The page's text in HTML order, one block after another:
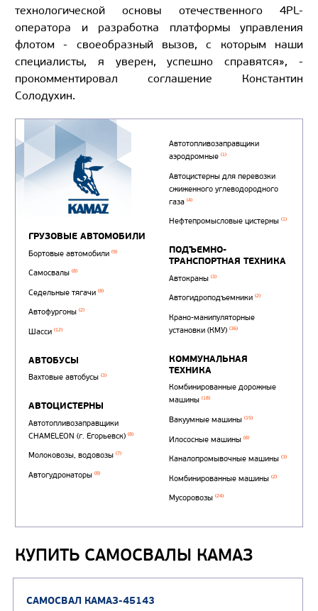
технологической основы отечественного 4PL-
оператора и разработка платформы управления
флотом - своеобразный вызов, с которым наши
специалисты, я уверен, успешно справятся», -
прокомментировал соглашение Константин
Солодухин.
КУПИТЬ САМОСВАЛЫ КАМАЗ